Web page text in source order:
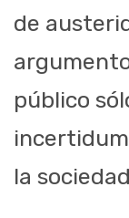
de
público
la